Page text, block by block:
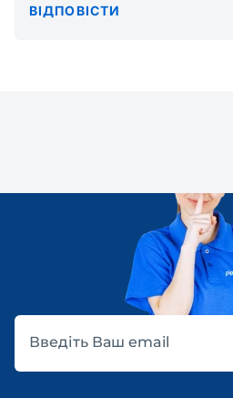
ВІДПОВІСТИ
Введіть Ваш email